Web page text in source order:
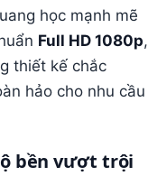
học mạnh mẽ
Full HD 1080p,
thiết kế chắc
hảo cho nhu cầu
bền vượt trội